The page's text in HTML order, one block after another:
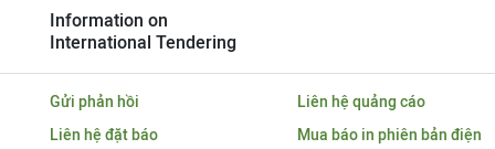
Information on
International Tendering
Gửi phản hồi
Liên hệ quảng cáo
Liên hệ đặt báo
Mua báo in phiên bản điện